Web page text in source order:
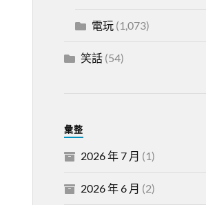
電玩(1,073)
笑話(54)
彙整
2026 年 7 月 (1)
2026 年 6 月 (2)